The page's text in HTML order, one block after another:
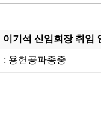
이기석 신임회장 취임
: 용헌공파종중